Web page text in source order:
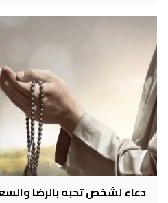
دعاء لشخص تحبه بالرضا والسعادة 2024